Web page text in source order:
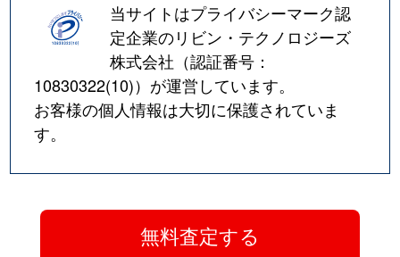
当サイトはプライバシーマーク認
定企業のリビン・テクノロジーズ
株式会社（認証番号：
10830322(10)）が運営しています。
お客様の個人情報は大切に保護されていま
す。